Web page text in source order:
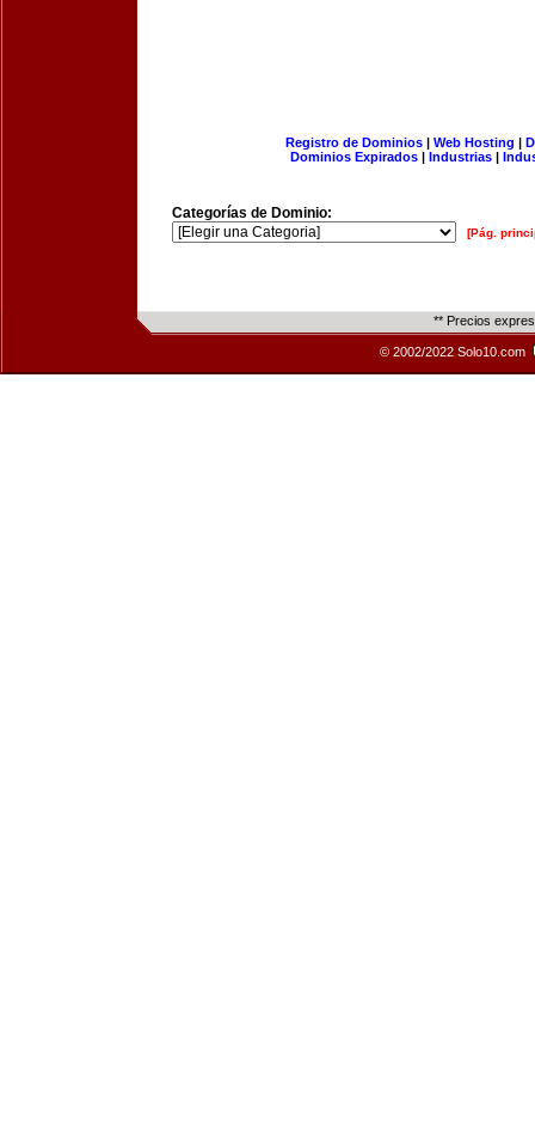
Registro de Dominios| Web Hosting |
Dominios Expirados | Industrias |
Categorías de Dominio:
[Pág.
** Precios
© 2002/2022 Solo10.com